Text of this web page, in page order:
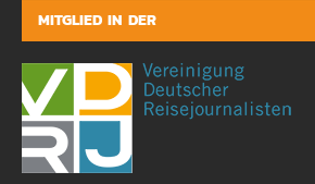
MITGLIED IN DER